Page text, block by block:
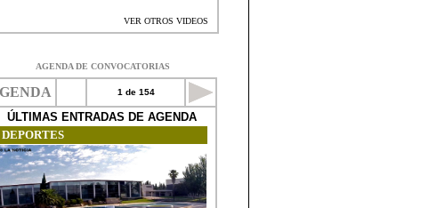
AGENDA DE CONVOCATORIAS